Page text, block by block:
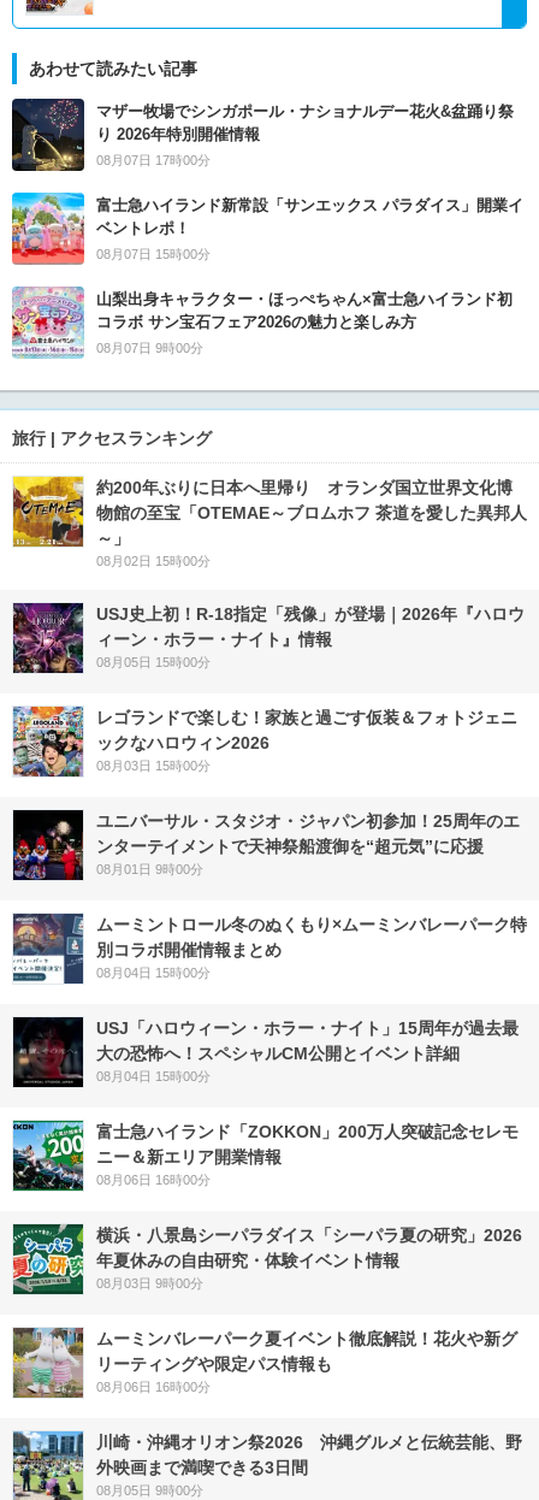
あわせて読みたい記事
マザー牧場でシンガポール・ナショナルデー花火&盆踊り祭
り 2026年特別開催情報
08月07日 17時00分
富士急ハイランド新常設「サンエックス パラダイス」開業イ
ベントレポ！
08月07日 15時00分
山梨出身キャラクター・ほっぺちゃん×富士急ハイランド初
コラボ サン宝石フェア2026の魅力と楽しみ方
08月07日 9時00分
旅行 | アクセスランキング
約200年ぶりに日本へ里帰り オランダ国立世界文化博
物館の至宝「OTEMAE～ブロムホフ 茶道を愛した異邦人
～」
08月02日 15時00分
USJ史上初！R-18指定「残像」が登場｜2026年『ハロウ
ィーン・ホラー・ナイト』情報
08月05日 15時00分
レゴランドで楽しむ！家族と過ごす仮装＆フォトジェニ
ックなハロウィン2026
08月03日 15時00分
ユニバーサル・スタジオ・ジャパン初参加！25周年のエ
ンターテイメントで天神祭船渡御を“超元気”に応援
08月01日 9時00分
ムーミントロール冬のぬくもり×ムーミンバレーパーク特
別コラボ開催情報まとめ
08月04日 15時00分
USJ「ハロウィーン・ホラー・ナイト」15周年が過去最
大の恐怖へ！スペシャルCM公開とイベント詳細
08月04日 15時00分
富士急ハイランド「ZOKKON」200万人突破記念セレモ
ニー＆新エリア開業情報
08月06日 16時00分
横浜・八景島シーパラダイス「シーパラ夏の研究」2026
年夏休みの自由研究・体験イベント情報
08月03日 9時00分
ムーミンバレーパーク夏イベント徹底解説！花火や新グ
リーティングや限定パス情報も
08月06日 16時00分
川崎・沖縄オリオン祭2026 沖縄グルメと伝統芸能、野
外映画まで満喫できる3日間
08月05日 9時00分